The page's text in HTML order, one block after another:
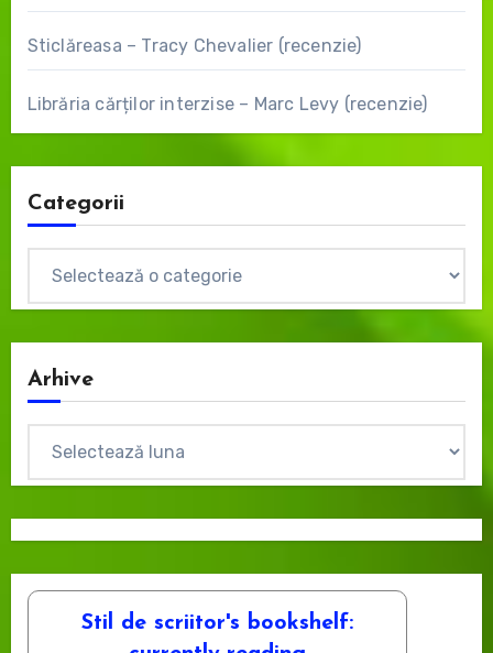
Sticlăreasa – Tracy Chevalier (recenzie)
Librăria cărților interzise – Marc Levy (recenzie)
Categorii
Arhive
Stil de scriitor's bookshelf: